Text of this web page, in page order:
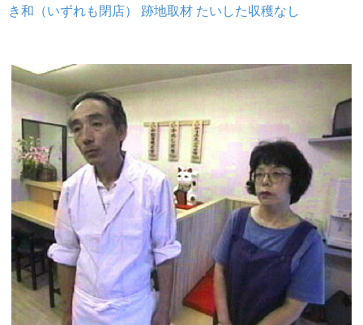
き和（いずれも閉店） 跡地取材 たいした収穫なし